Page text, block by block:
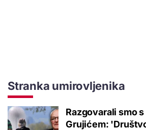
Stranka umirovljenika
Razgovarali smo
Grujićem: